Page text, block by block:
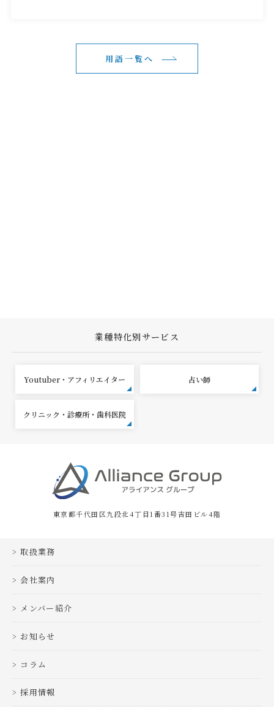
用語一覧へ
業種特化別サービス
Youtuber・アフィリエイター 占い師
クリニック・診療所・歯科医院
東京都千代田区九段北4丁目1番31号吉田ビル4階
取扱業務
会社案内
メンバー紹介
お知らせ
コラム
採用情報